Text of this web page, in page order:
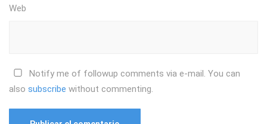
Web
Notify me of followup comments via e-mail. You can
also subscribe without commenting.